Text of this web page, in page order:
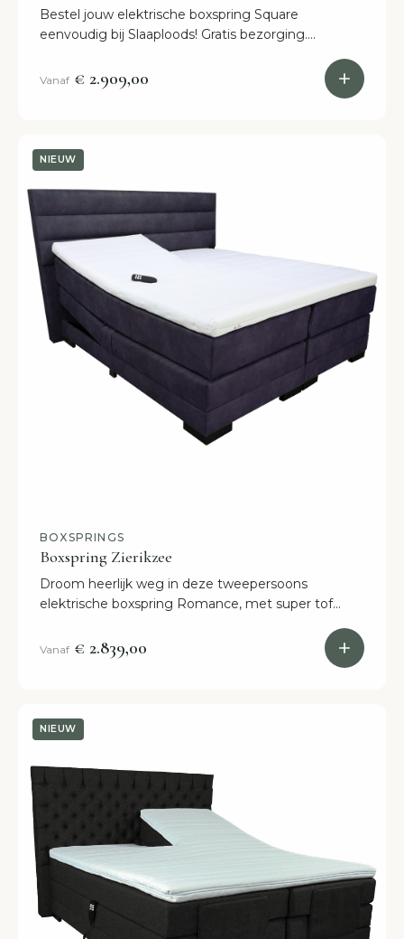
Bestel jouw elektrische boxspring Square
eenvoudig bij Slaaploods! Gratis bezorging.
Vanaf € 2.909,00
NIEUW
BOXSPRINGS
Boxspring Zierikzee
Droom heerlijk weg in deze tweepersoons
elektrische boxspring Romance, met super tof
weken! Bestel nu online.
Vanaf € 2.839,00
NIEUW